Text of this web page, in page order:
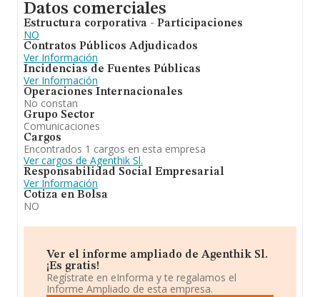
Datos comerciales
Estructura corporativa - Participaciones
NO
Contratos Públicos Adjudicados
Ver Información
Incidencias de Fuentes Públicas
Ver Información
Operaciones Internacionales
No constan
Grupo Sector
Comunicaciones
Cargos
Encontrados 1 cargos en esta empresa
Ver cargos de Agenthik Sl.
Responsabilidad Social Empresarial
Ver Información
Cotiza en Bolsa
NO
Ver el informe ampliado de Agenthik Sl.
¡Es gratis!
Regístrate en eInforma y te regalamos el
Informe Ampliado de esta empresa.